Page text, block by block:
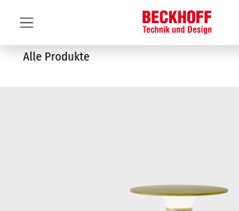
Alle Produkte